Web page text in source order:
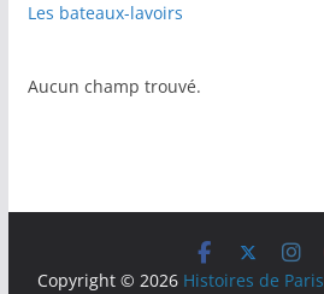
Les bateaux-lavoirs
Aucun champ trouvé.
Copyright © 2026 Histoires de Paris